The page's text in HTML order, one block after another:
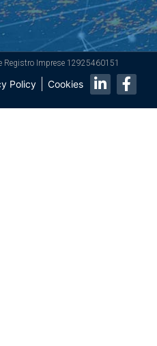
Registro Imprese 12925460151
Policy Cookies